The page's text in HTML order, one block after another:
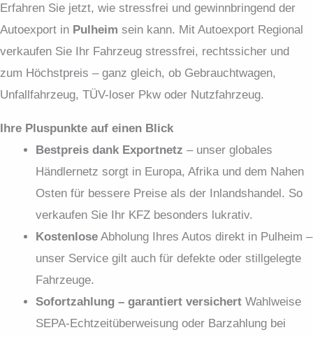
Erfahren Sie jetzt, wie stressfrei und gewinnbringend der
Autoexport in Pulheim sein kann. Mit Autoexport Regional
verkaufen Sie Ihr Fahrzeug stressfrei, rechtssicher und
zum Höchstpreis – ganz gleich, ob Gebrauchtwagen,
Unfallfahrzeug, TÜV-loser Pkw oder Nutzfahrzeug.
Ihre Pluspunkte auf einen Blick
Bestpreis dank Exportnetz – unser globales
Händlernetz sorgt in Europa, Afrika und dem Nahen
Osten für bessere Preise als der Inlandshandel. So
verkaufen Sie Ihr KFZ besonders lukrativ.
Kostenlose Abholung Ihres Autos direkt in Pulheim –
unser Service gilt auch für defekte oder stillgelegte
Fahrzeuge.
Sofortzahlung – garantiert versichert Wahlweise
SEPA-Echtzeit­überweisung oder Barzahlung bei